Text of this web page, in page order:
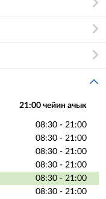
21:00 чейин ачык
08:30 - 21:00
08:30 - 21:00
08:30 - 21:00
08:30 - 21:00
08:30 - 21:00
08:30 - 21:00